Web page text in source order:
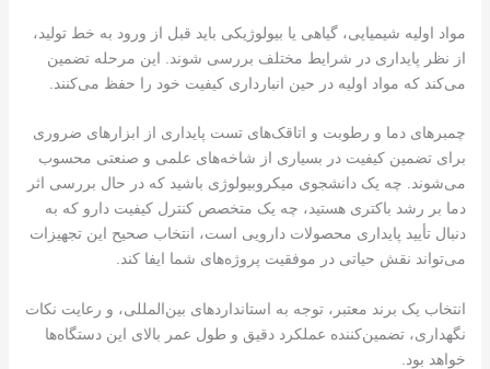
مواد اولیه شیمیایی، گیاهی یا بیولوژیکی باید قبل از ورود به خط تولید،
از نظر پایداری در شرایط مختلف بررسی شوند. این مرحله تضمین
می‌کند که مواد اولیه در حین انبارداری کیفیت خود را حفظ می‌کنند.
چمبرهای دما و رطوبت و اتاقک‌های تست پایداری از ابزارهای ضروری
برای تضمین کیفیت در بسیاری از شاخه‌های علمی و صنعتی محسوب
می‌شوند. چه یک دانشجوی میکروبیولوژی باشید که در حال بررسی اثر
دما بر رشد باکتری هستید، چه یک متخصص کنترل کیفیت دارو که به
دنبال تأیید پایداری محصولات دارویی است، انتخاب صحیح این تجهیزات
می‌تواند نقش حیاتی در موفقیت پروژه‌های شما ایفا کند.
انتخاب یک برند معتبر، توجه به استانداردهای بین‌المللی، و رعایت نکات
نگهداری، تضمین‌کننده‌ عملکرد دقیق و طول عمر بالای این دستگاه‌ها
خواهد بود.